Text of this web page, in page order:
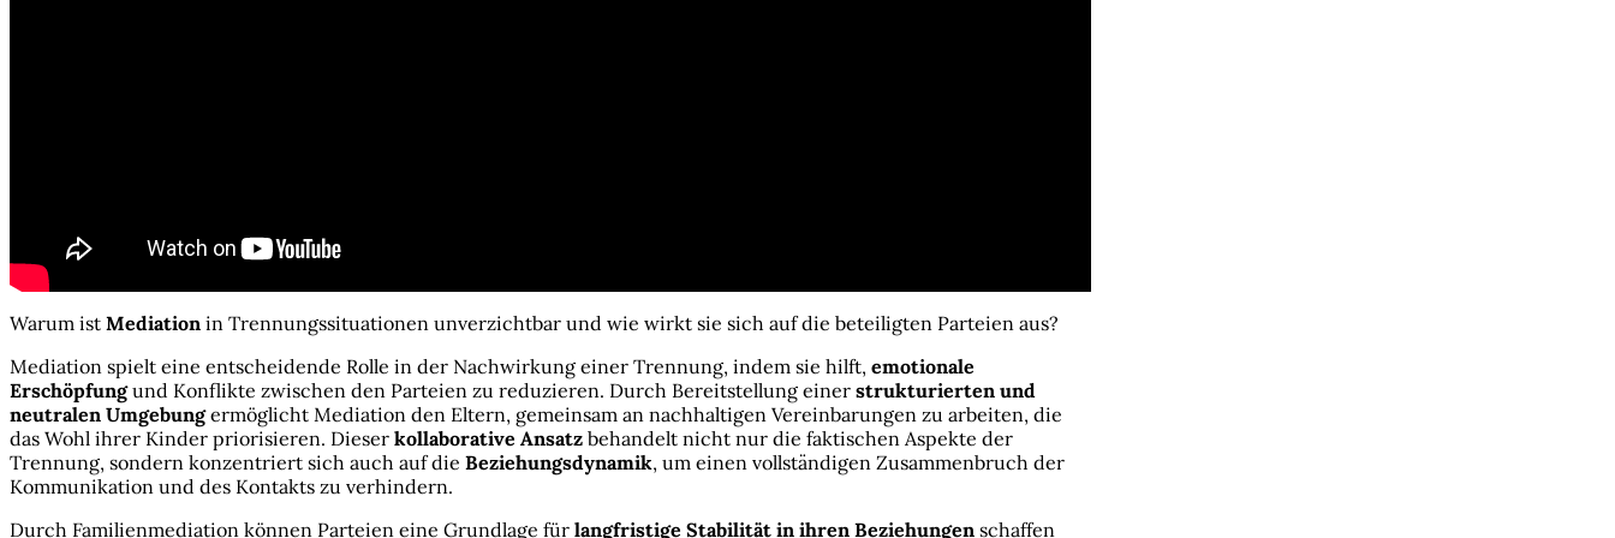
Warum ist Mediation in Trennungssituationen unverzichtbar und wie wirkt sie sich auf die beteiligten Parteien aus?
Mediation spielt eine entscheidende Rolle in der Nachwirkung einer Trennung, indem sie hilft, emotionale
Erschöpfungund Konflikte zwischen den Parteien zu reduzieren. Durch Bereitstellung einer strukturierten und
neutralen Umgebungermöglicht Mediation den Eltern, gemeinsam an nachhaltigen Vereinbarungen zu arbeiten, die
das Wohl ihrer Kinder priorisieren. Dieser kollaborative Ansatz behandelt nicht nur die faktischen Aspekte der
Trennung, sondern konzentriert sich auch auf die Beziehungsdynamik, um einen vollständigen Zusammenbruch der
Kommunikation und des Kontakts zu verhindern.
Durch Familienmediation können Parteien eine Grundlage für langfristige Stabilität in ihren Beziehungen schaffen